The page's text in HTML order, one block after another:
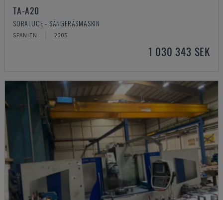
TA-A20
SORALUCE - SÄNGFRÄSMASKIN
SPANIEN 2005
1 030 343 SEK